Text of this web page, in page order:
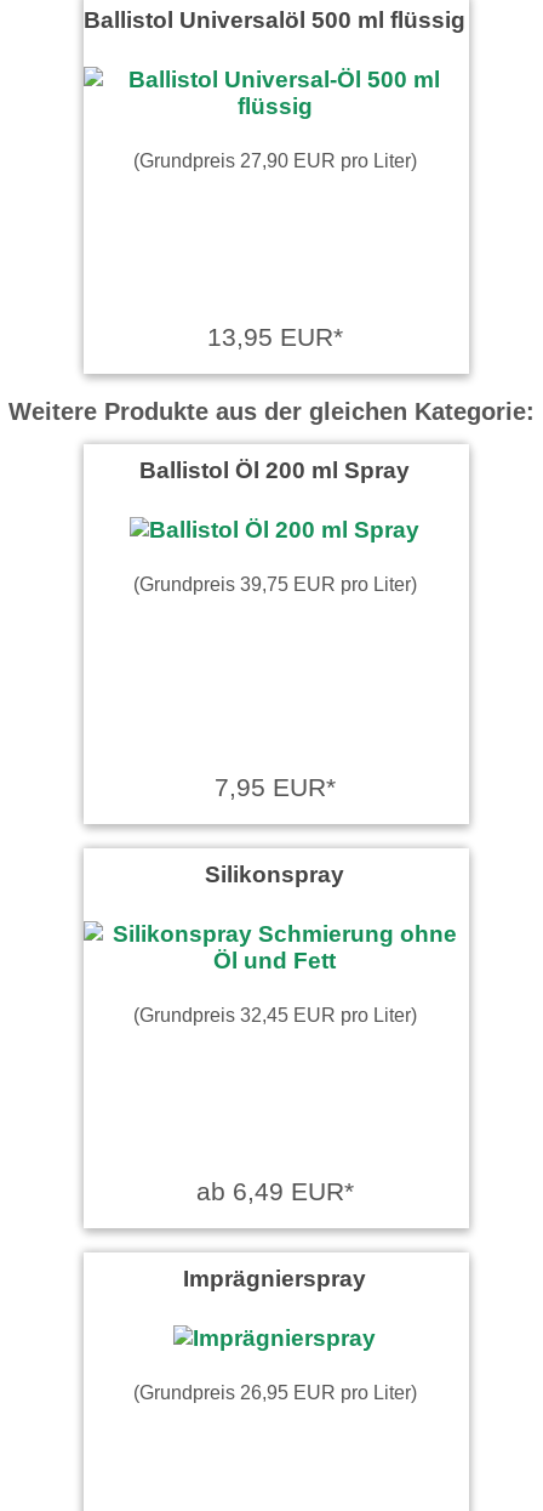
Ballistol Universalöl 500 ml flüssig
(Grundpreis 27,90 EUR pro Liter)
13,95 EUR*
Weitere Produkte aus der gleichen Kategorie:
Ballistol Öl 200 ml Spray
(Grundpreis 39,75 EUR pro Liter)
7,95 EUR*
Silikonspray
(Grundpreis 32,45 EUR pro Liter)
ab 6,49 EUR*
Imprägnierspray
(Grundpreis 26,95 EUR pro Liter)